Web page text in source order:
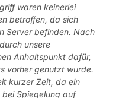
waren keinerlei
betroffen, da sich
Server befinden. Nach
unsere
Anhaltspunkt dafür,
vorher genutzt wurde.
kurzer Zeit, da ein
Spiegelung auf